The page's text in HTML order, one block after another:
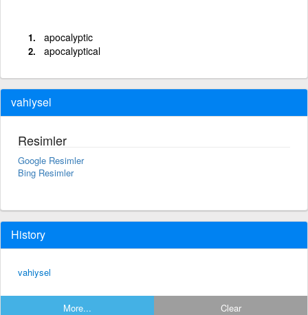
apocalyptic
apocalyptical
vahiysel
Resimler
Google Resimler
Bing Resimler
History
vahiysel
More... Clear